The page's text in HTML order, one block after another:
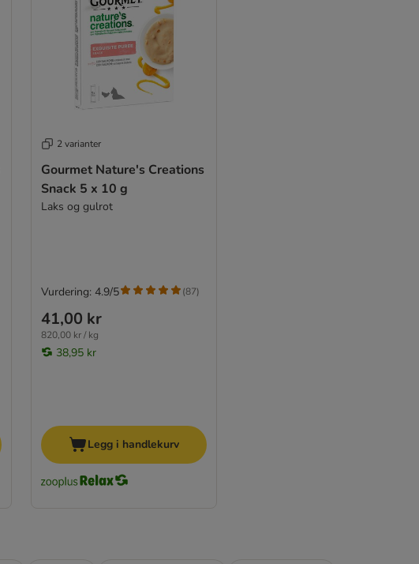
2 varianter
Gourmet Nature's Creations
Snack 5 x 10 g
Laks og gulrot
41,00 kr
820,00 kr / kg
38,95 kr
Vurdering: 4.9/5 (87)
Legg i handlekurv